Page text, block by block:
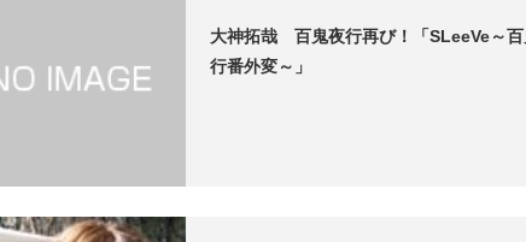
大神拓哉 百鬼夜行再び！「SLeeVe～百
行番外変～」